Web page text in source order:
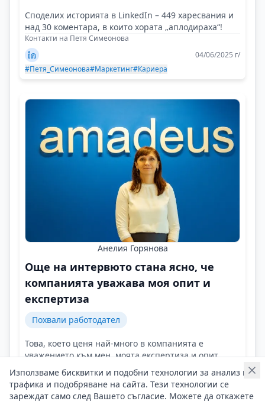
Споделих историята в LinkedIn – 449 харесвания и
над 30 коментара, в които хората „аплодираха“!
Контакти на Петя Симеонова
04/06/2025 г/
#Петя_Симеонова#Маркетинг#Кариера
Анелия Горянова
Още на интервюто стана ясно, че
компанията уважава моя опит и
експертиза
Похвали работодател
Това, което ценя най-много в компанията е
уважението към мен, моята експертиза и опит,
доверието и високата оценка за моята работа!
Контакти на Анелия Горянова
06/08/2025 г/
Използваме бисквитки и подобни технологии за анализ на
трафика и подобряване на сайта. Тези технологии се
зареждат само след Вашето съгласие. Можете да откажете